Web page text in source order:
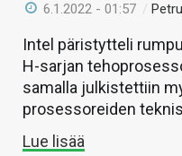
6.1.2022 - 01:57 /
Intel päristytteli
H-sarjan
samalla julkistettiin
prosessoreiden
Lue lisää